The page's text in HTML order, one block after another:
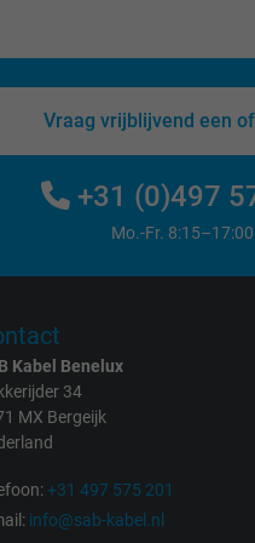
Vraag vrijblijvend een
+31 (0)497
Mo.-Fr.
Kabel Benelux
34
MX Bergeijk
+31 497 575 201
info@sab-kabel.nl